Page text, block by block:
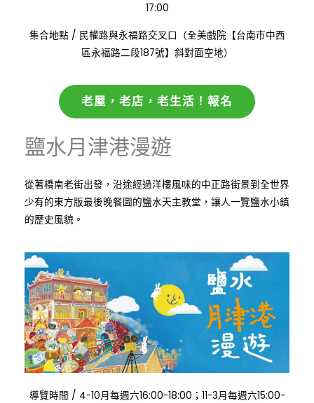
17:00
集合地點:/ 民權路與永福路交叉口（全美戲院【台南市中西
區永福路二段187號】斜對面空地）
老屋，老店，老生活！報名
鹽水月津港漫遊
從著橋南老街出發，沿途經過洋樓風味的中正路街景到全世界
少有的東方版最後晚餐圖的鹽水天主教堂，讓人一覽鹽水小鎮
的歷史風貌。
導覽時間: / 4-10月每週六16:00-18:00；11-3月每週六15:00-